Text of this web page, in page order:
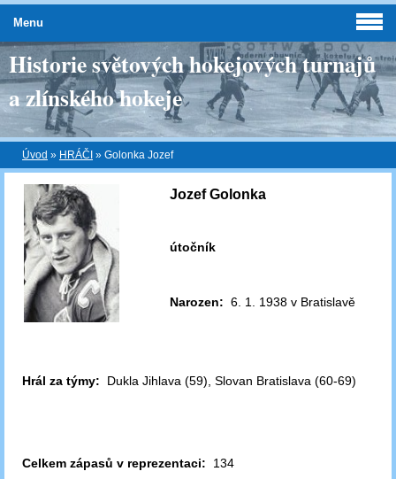
Historie světových hokejových turnajů
a zlínského hokeje
Úvod » HRÁČI » Golonka Jozef
Jozef Golonka
útočník
Narozen: 6. 1. 1938 v Bratislavě
Hrál za týmy: Dukla Jihlava (59), Slovan Bratislava (60-69)
Celkem zápasů v reprezentaci: 134
Menu